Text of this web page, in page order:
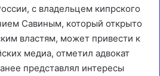
с владельцем кипрского
Савиным, который открыто
властям, может привести к
медиа, отметил адвокат
представлял интересы